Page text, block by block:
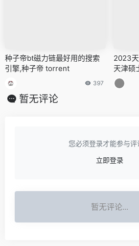
种子帝bt磁力链最好用的搜索
引擎,种子帝 torrent
397
2023
天津硕
暂无评论
您必须登录才能参与评
立即登录
暂无评论...